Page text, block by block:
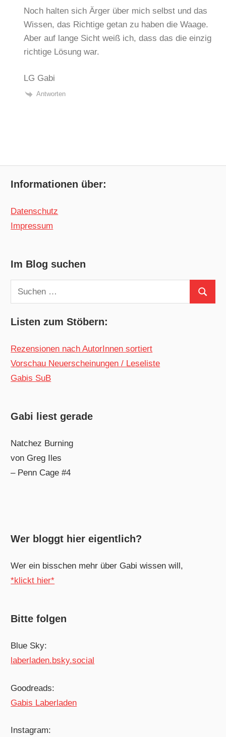
Noch halten sich Ärger über mich selbst und das
Wissen, das Richtige getan zu haben die Waage.
Aber auf lange Sicht weiß ich, dass das die einzig
richtige Lösung war.
LG Gabi
Antworten
Informationen über:
Datenschutz
Impressum
Im Blog suchen
Suchen
nach:
Suchen
Listen zum Stöbern:
Rezensionen nach AutorInnen sortiert
Vorschau Neuerscheinungen / Leseliste
Gabis SuB
Gabi liest gerade
Natchez Burning
von Greg Iles
– Penn Cage #4
Wer bloggt hier eigentlich?
Wer ein bisschen mehr über Gabi wissen will,
*klickt hier*
Bitte folgen
Blue Sky:
laberladen.bsky.social
Goodreads:
Gabis Laberladen
Instagram: